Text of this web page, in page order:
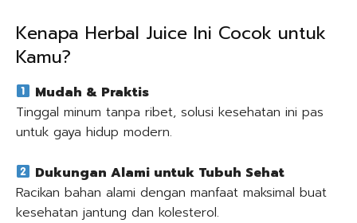
Kenapa Herbal Juice Ini Cocok untuk
Kamu?
Mudah & Praktis
Tinggal minum tanpa ribet, solusi kesehatan ini pas
untuk gaya hidup modern.
Dukungan Alami untuk Tubuh Sehat
Racikan bahan alami dengan manfaat maksimal buat
kesehatan jantung dan kolesterol.